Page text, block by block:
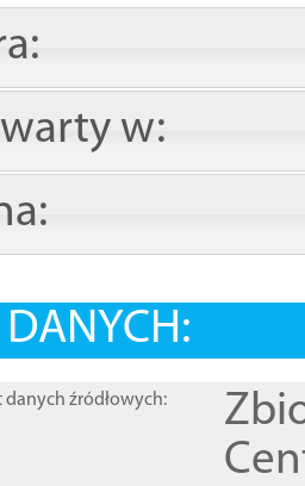
w:
danych źródłowych: